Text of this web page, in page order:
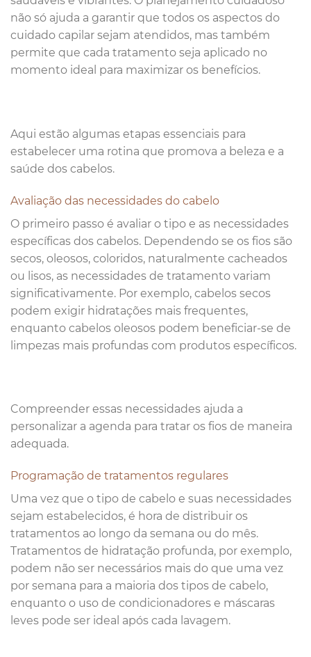
não só ajuda a garantir que todos os aspectos do
cuidado capilar sejam atendidos, mas também
permite que cada tratamento seja aplicado no
momento ideal para maximizar os benefícios.
Aqui estão algumas etapas essenciais para
estabelecer uma rotina que promova a beleza e a
saúde dos cabelos.
Avaliação das necessidades do cabelo
O primeiro passo é avaliar o tipo e as necessidades
específicas dos cabelos. Dependendo se os fios são
secos, oleosos, coloridos, naturalmente cacheados
ou lisos, as necessidades de tratamento variam
significativamente. Por exemplo, cabelos secos
podem exigir hidratações mais frequentes,
enquanto cabelos oleosos podem beneficiar-se de
limpezas mais profundas com produtos específicos.
Compreender essas necessidades ajuda a
personalizar a agenda para tratar os fios de maneira
adequada.
Programação de tratamentos regulares
Uma vez que o tipo de cabelo e suas necessidades
sejam estabelecidos, é hora de distribuir os
tratamentos ao longo da semana ou do mês.
Tratamentos de hidratação profunda, por exemplo,
podem não ser necessários mais do que uma vez
por semana para a maioria dos tipos de cabelo,
enquanto o uso de condicionadores e máscaras
leves pode ser ideal após cada lavagem.